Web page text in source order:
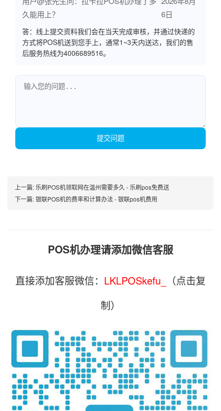
久能用上？
6日
答：线上提交资料我们会在当天完成审核，并通过快递的
方式将POS机送到您手上，通常1~3天内送达，我们的售
后服务热线为4006689516。
提交问题
上一篇: 乐刷POS机领取网在温州需要多久 - 乐刷pos免费送
下一篇:银联POS机的费率和计算办法 - 银联pos机费用
POS机办理请添加微信客服
直接添加客服微信： LKLPOSkefu_
（点击复
制）